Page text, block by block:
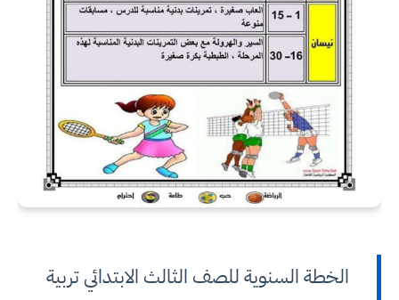
الخطة السنوية للصف الثالث الابتدائي تربية